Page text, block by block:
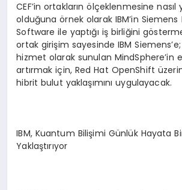
CEF’in ortakların ölçeklenmesine nasıl
olduğuna örnek olarak IBM’in
Software ile yaptığı iş birliğini
ortak girişim sayesinde IBM
hizmet olarak sunulan MindSphere’in
artırmak için, Red Hat OpenShift
hibrit bulut yaklaşımını uygulayacak.
IBM, Kuantum Bilişimi Günlük Hayata
Yaklaştırıyor